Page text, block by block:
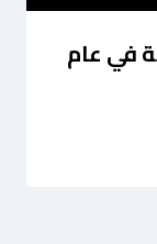
في عام